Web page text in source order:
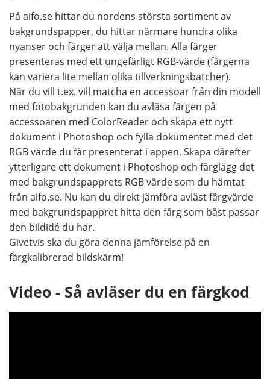
På aifo.se hittar du nordens största sortiment av
bakgrundspapper, du hittar närmare hundra olika
nyanser och färger att välja mellan. Alla färger
presenteras med ett ungefärligt RGB-värde (färgerna
kan variera lite mellan olika tillverkningsbatcher).
När du vill t.ex. vill matcha en accessoar från din modell
med fotobakgrunden kan du avläsa färgen på
accessoaren med ColorReader och skapa ett nytt
dokument i Photoshop och fylla dokumentet med det
RGB värde du får presenterat i appen. Skapa därefter
ytterligare ett dokument i Photoshop och färglägg det
med bakgrundspapprets RGB värde som du hämtat
från aifo.se. Nu kan du direkt jämföra avläst färgvärde
med bakgrundspappret hitta den färg som bäst passar
den bildidé du har.
Givetvis ska du göra denna jämförelse på en
färgkalibrerad bildskärm!
Video - Så avläser du en färgkod